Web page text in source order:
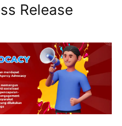
Release